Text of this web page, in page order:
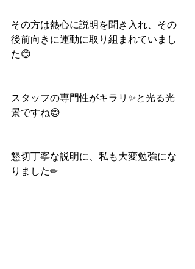
その方は熱心に説明を聞き入れ、その
後前向きに運動に取り組まれていまし
た😊
スタッフの専門性がキラリ✨と光る光
景ですね😊
懇切丁寧な説明に、私も大変勉強にな
りました✏